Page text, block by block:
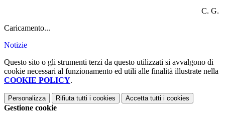
C. G.
Caricamento...
Notizie
Questo sito o gli strumenti terzi da questo utilizzati si avvalgono di
cookie necessari al funzionamento ed utili alle finalità illustrate nella
COOKIE POLICY.
Personalizza Rifiuta tutti i cookies Accetta tutti i cookies
Gestione cookie